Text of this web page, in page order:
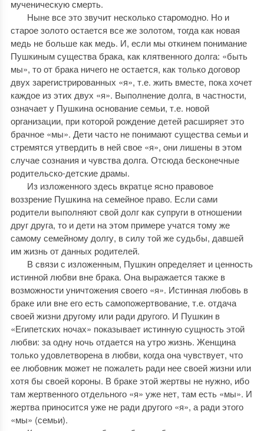
мученическую смерть.
Ныне все это звучит несколько старомодно. Но и
старое золото остается все же золотом, тогда как новая
медь не больше как медь. И, если мы откинем понимание
Пушкиным существа брака, как клятвенного долга: «быть
мы», то от брака ничего не остается, как только договор
двух зарегистрированных «я», т.е. жить вместе, пока хочет
каждое из этих двух «я». Выполнение долга, в частности,
означает у Пушкина основание семьи, т.е. новой
организации, при которой рождение детей расширяет это
брачное «мы». Дети часто не понимают существа семьи и
стремятся утвердить в ней свое «я», они лишены в этом
случае сознания и чувства долга. Отсюда бесконечные
родительско-детские драмы.
Из изложенного здесь вкратце ясно правовое
воззрение Пушкина на семейное право. Если сами
родители выполняют свой долг как супруги в отношении
друг друга, то и дети на этом примере учатся тому же
самому семейному долгу, в силу той же судьбы, давшей
им жизнь от данных родителей.
В связи с изложенным, Пушкин определяет и ценность
истинной любви вне брака. Она выражается также в
возможности уничтожения своего «я». Истинная любовь в
браке или вне его есть самопожертвование, т.е. отдача
своей жизни другому или ради другого. И Пушкин в
«Египетских ночах» показывает истинную сущность этой
любви: за одну ночь отдается на утро жизнь. Женщина
только удовлетворена в любви, когда она чувствует, что
ее любовник может не пожалеть ради нее своей жизни или
хотя бы своей короны. В браке этой жертвы не нужно, ибо
там жертвенного отдельного «я» уже нет, там есть «мы». И
жертва приносится уже не ради другого «я», а ради этого
«мы» (семьи).